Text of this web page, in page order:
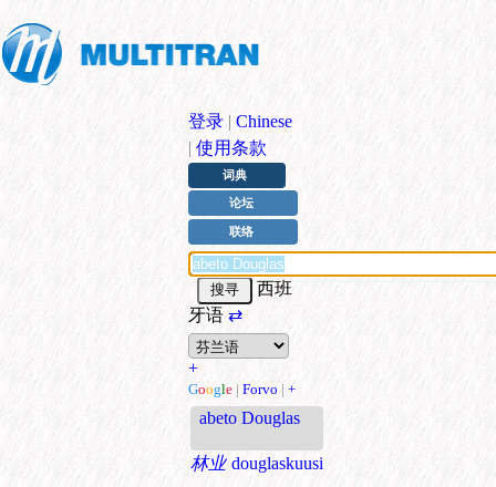
登录 | Chinese
| 使用条款
词典
论坛
联络
西班
牙语⇄
+
Google | Forvo | +
abeto Douglas
林业 douglaskuusi